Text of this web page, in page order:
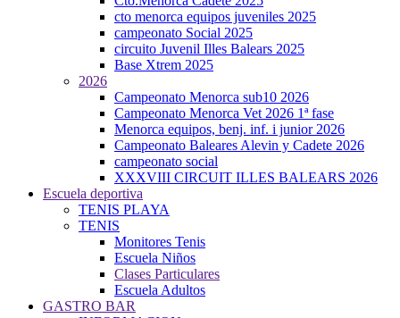
cto menorca equipos juveniles 2025
campeonato Social 2025
circuito Juvenil Illes Balears 2025
Base Xtrem 2025
2026
Campeonato Menorca sub10 2026
Campeonato Menorca Vet 2026 1ª fase
Menorca equipos, benj. inf. i junior 2026
Campeonato Baleares Alevin y Cadete 2026
campeonato social
XXXVIII CIRCUIT ILLES BALEARS 2026
Escuela deportiva
TENIS PLAYA
TENIS
Monitores Tenis
Escuela Niños
Clases Particulares
Escuela Adultos
GASTRO BAR